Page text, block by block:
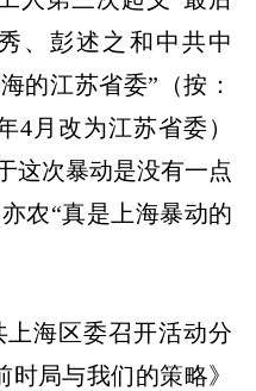
、彭述之和中共中
海的江苏省委” （按：
4 月改为江苏省委）
这次暴动是没有一点
农“真是上海暴动的
上海区委召开活动分
局与我们的策略》